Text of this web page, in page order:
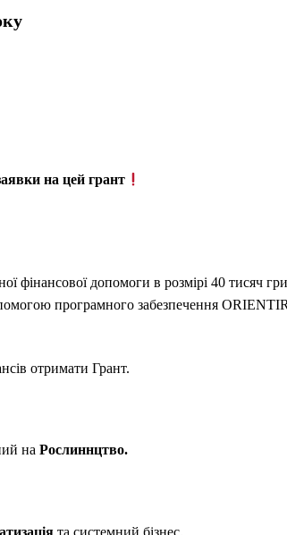
на цей грант
фінансової допомоги в розмірі 40 тисяч
програмного забезпечення
отримати Грант.
на Рослиннцтво.
та системний бізнес.